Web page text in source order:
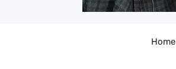
Home